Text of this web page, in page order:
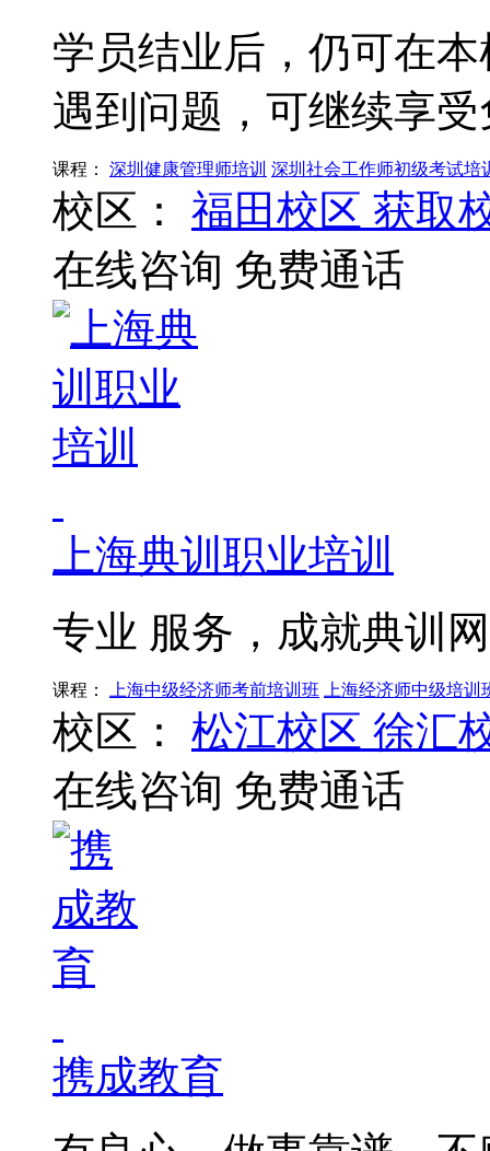
学员结业后，仍可在
遇到问题，可继续享
课程： 深圳健康管理师培训 深圳社会工作师初级考试培
校区： 福田校区 获取
在线咨询 免费通话
上海典训职业培训
专业 服务，成就典训
课程： 上海中级经济师考前培训班 上海经济师中级培训
校区： 松江校区 徐汇
在线咨询 免费通话
携成教育